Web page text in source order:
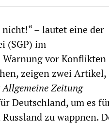
– lautet eine der
(SGP) im
vor Konflikten
zeigen zwei Artikel,
Zeitung
Deutschland, um es
zu wappnen.